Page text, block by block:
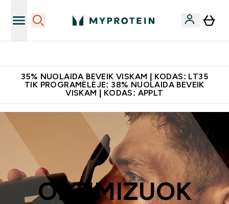
35% NUOLAIDA BEVEIK VISKAM | KODAS: LT35
TIK PROGRAMĖLĖJE: 38% NUOLAIDA BEVEIK
VISKAM | KODAS: APPLT
OPTIMIZUOK